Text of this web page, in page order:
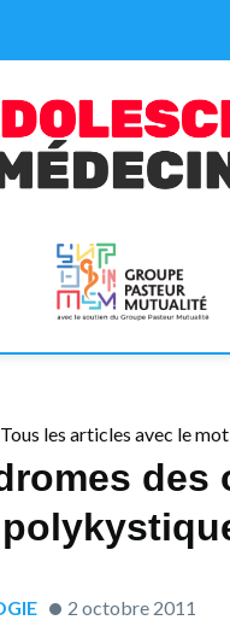
Tous les articles avec le
des
2 octobre 2011